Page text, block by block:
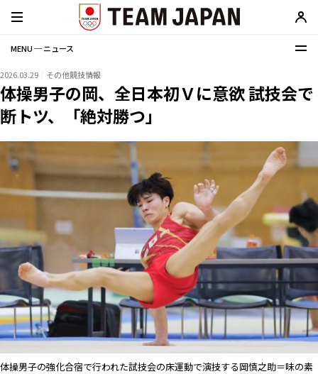
MENU ─ ニュース
2026.03.29 その他競技情報
体操男子の岡、全日本初Ｖに意欲 試技会で
断トツ、「絶対勝つ」
体操男子の強化合宿で行われた試技会の床運動で演技する岡慎之助＝味の素